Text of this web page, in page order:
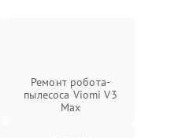
Ремонт робота-
пылесоса Viomi V3
Max